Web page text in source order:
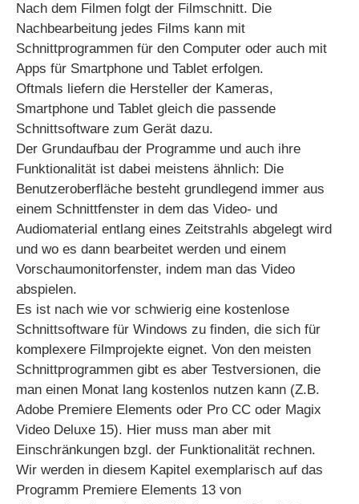
Nach dem Filmen folgt der Filmschnitt. Die
Nachbearbeitung jedes Films kann mit
Schnittprogrammen für den Computer oder auch mit
Apps für Smartphone und Tablet erfolgen.
Oftmals liefern die Hersteller der Kameras,
Smartphone und Tablet gleich die passende
Schnittsoftware zum Gerät dazu.
Der Grundaufbau der Programme und auch ihre
Funktionalität ist dabei meistens ähnlich: Die
Benutzeroberfläche besteht grundlegend immer aus
einem Schnittfenster in dem das Video- und
Audiomaterial entlang eines Zeitstrahls abgelegt wird
und wo es dann bearbeitet werden und einem
Vorschaumonitorfenster, indem man das Video
abspielen.
Es ist nach wie vor schwierig eine kostenlose
Schnittsoftware für Windows zu finden, die sich für
komplexere Filmprojekte eignet. Von den meisten
Schnittprogrammen gibt es aber Testversionen, die
man einen Monat lang kostenlos nutzen kann (Z.B.
Adobe Premiere Elements oder Pro CC oder Magix
Video Deluxe 15). Hier muss man aber mit
Einschränkungen bzgl. der Funktionalität rechnen.
Wir werden in diesem Kapitel exemplarisch auf das
Programm Premiere Elements 13 von